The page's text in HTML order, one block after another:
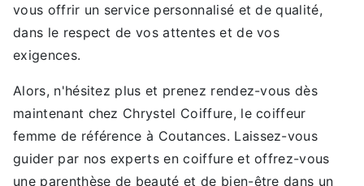
vous offrir un service personnalisé et de qualité,
dans le respect de vos attentes et de vos
exigences.
Alors, n'hésitez plus et prenez rendez-vous dès
maintenant chez Chrystel Coiffure, le coiffeur
femme de référence à Coutances. Laissez-vous
guider par nos experts en coiffure et offrez-vous
une parenthèse de beauté et de bien-être dans un